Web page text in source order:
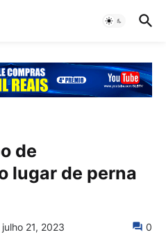
de
lugar de perna
julho 21, 2023 0